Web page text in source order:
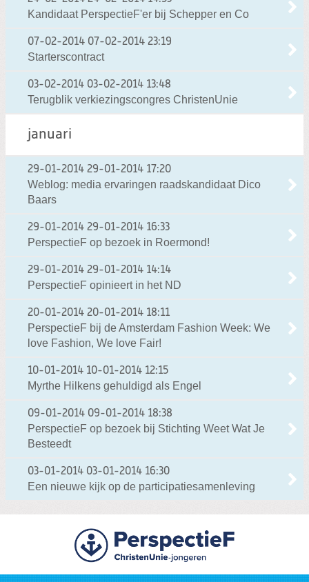
Kandidaat PerspectieF'er bij Schepper en Co
07-02-2014 07-02-2014 23:19
Starterscontract
03-02-2014 03-02-2014 13:48
Terugblik verkiezingscongres ChristenUnie
januari
29-01-2014 29-01-2014 17:20
Weblog: media ervaringen raadskandidaat Dico
Baars
29-01-2014 29-01-2014 16:33
PerspectieF op bezoek in Roermond!
29-01-2014 29-01-2014 14:14
PerspectieF opinieert in het ND
20-01-2014 20-01-2014 18:11
PerspectieF bij de Amsterdam Fashion Week: We
love Fashion, We love Fair!
10-01-2014 10-01-2014 12:15
Myrthe Hilkens gehuldigd als Engel
09-01-2014 09-01-2014 18:38
PerspectieF op bezoek bij Stichting Weet Wat Je
Besteedt
03-01-2014 03-01-2014 16:30
Een nieuwe kijk op de participatiesamenleving